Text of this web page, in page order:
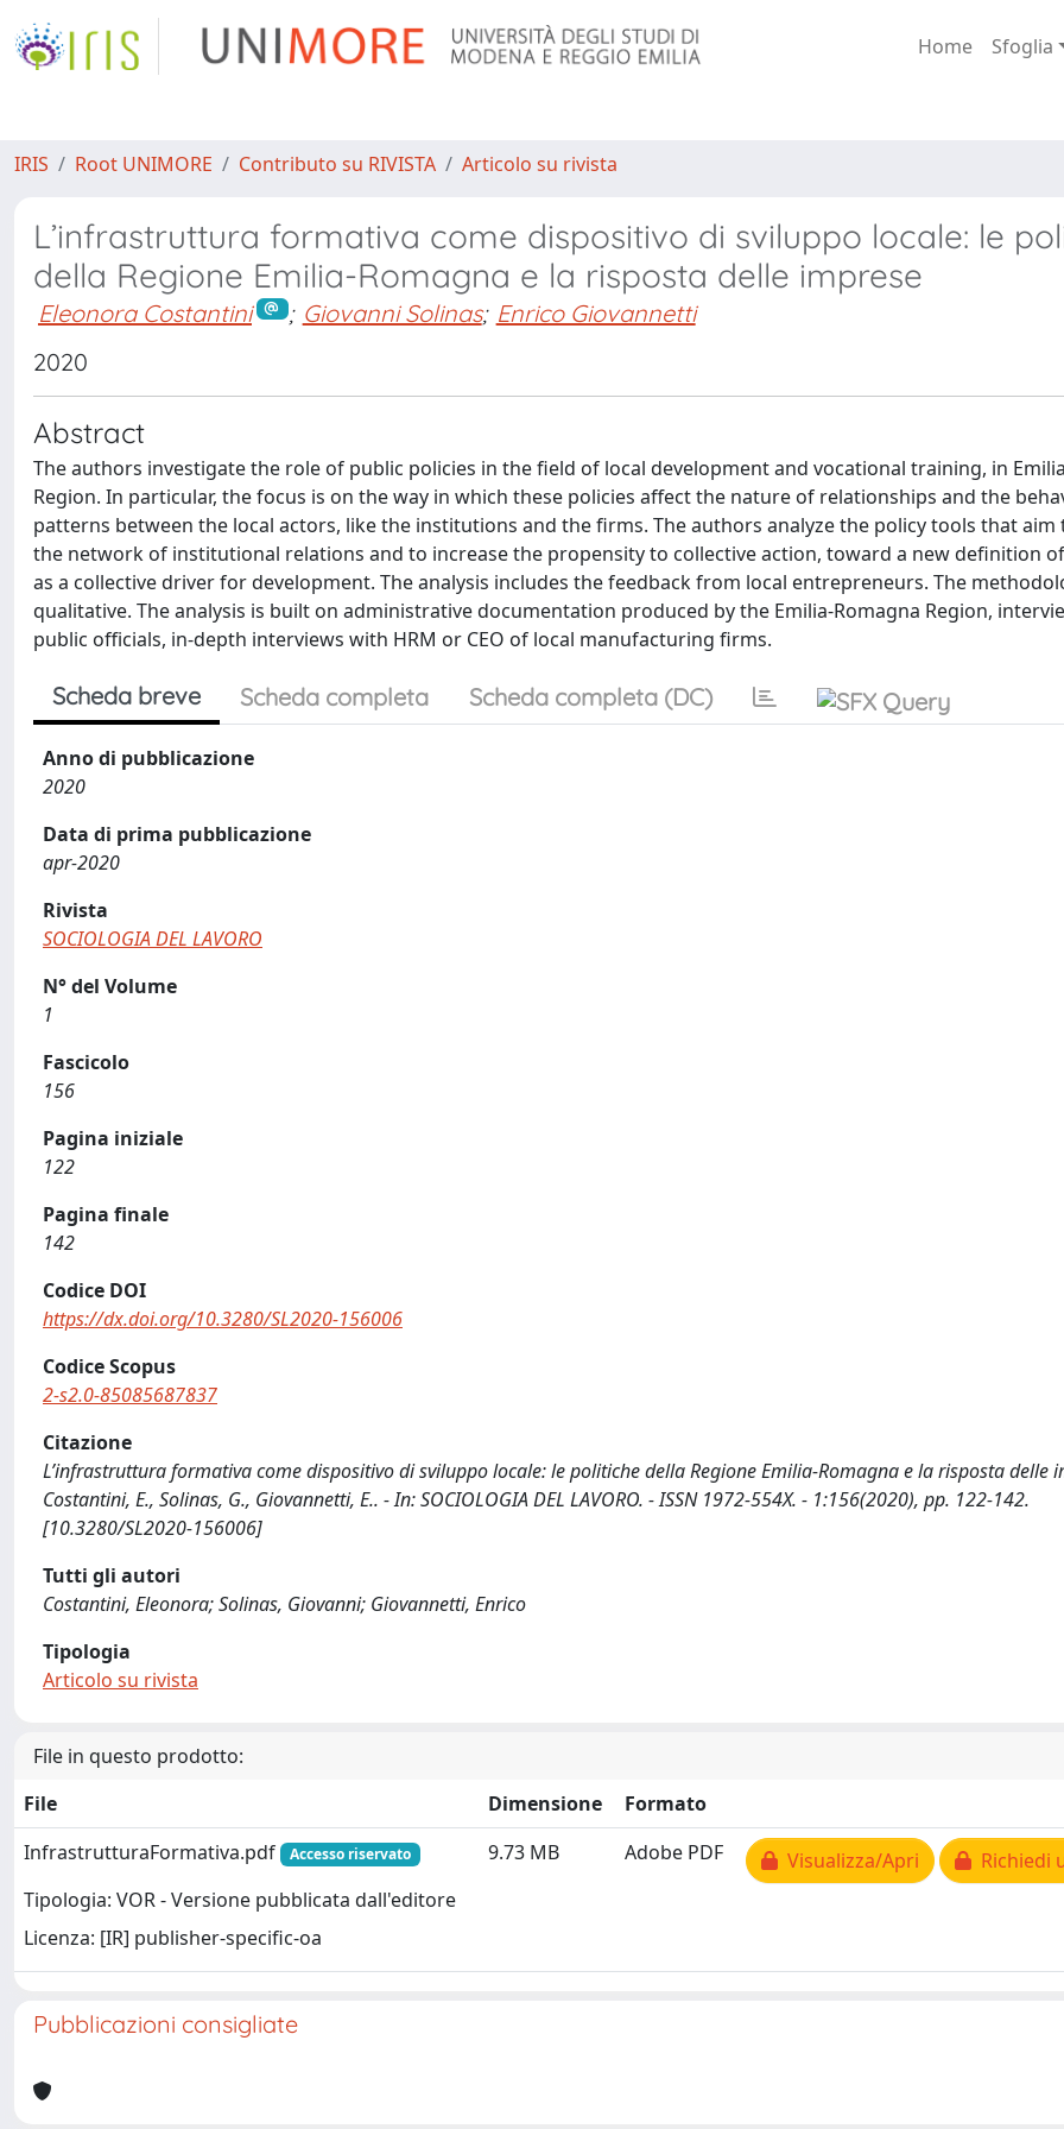
Home Sfoglia
IRIS Root UNIMORE Contributo su RIVISTA Articolo su rivista
L’infrastruttura formativa come dispositivo di sviluppo locale: le
della Regione Emilia-Romagna e la risposta delle imprese
Eleonora Costantini ; Giovanni Solinas; Enrico Giovannetti
2020
Abstract
The authors investigate the role of public policies in the field of local development and vocational training, in
Region. In particular, the focus is on the way in which these policies affect the nature of relationships and the
patterns between the local actors, like the institutions and the firms. The authors analyze the policy tools that
the network of institutional relations and to increase the propensity to collective action, toward a new definition
as a collective driver for development. The analysis includes the feedback from local entrepreneurs. The
qualitative. The analysis is built on administrative documentation produced by the Emilia-Romagna Region,
public officials, in-depth interviews with HRM or CEO of local manufacturing firms.
Scheda breve Scheda completa Scheda completa (DC)
Anno di pubblicazione
2020
Data di prima pubblicazione
apr-2020
Rivista
SOCIOLOGIA DEL LAVORO
N° del Volume
1
Fascicolo
156
Pagina iniziale
122
Pagina finale
142
Codice DOI
https://dx.doi.org/10.3280/SL2020-156006
Codice Scopus
2-s2.0-85085687837
Citazione
L’infrastruttura formativa come dispositivo di sviluppo locale: le politiche della Regione Emilia-Romagna e la risposta delle
Costantini, E., Solinas, G., Giovannetti, E.. - In: SOCIOLOGIA DEL LAVORO. - ISSN 1972-554X. - 1:156(2020), pp. 122-142.
[10.3280/SL2020-156006]
Tutti gli autori
Costantini, Eleonora; Solinas, Giovanni; Giovannetti, Enrico
Tipologia
Articolo su rivista
File in questo prodotto:
File
Dimensione
Formato
InfrastrutturaFormativa.pdf
Accesso riservato
Tipologia: VOR - Versione pubblicata dall'editore
Licenza: [IR] publisher-specific-oa
9.73 MB Adobe PDF Visualizza/Apri Richiedi
Pubblicazioni consigliate